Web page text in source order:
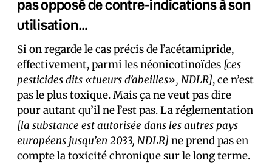
pas opposé de contre-indications à son
utilisation…
Si on regarde le cas précis de l’acétamipride,
effectivement, parmi les néonicotinoïdes [ces
pesticides dits «tueurs d’abeilles», NDLR], ce n’est
pas le plus toxique. Mais ça ne veut pas dire
pour autant qu’il ne l’est pas. La réglementation
[la substance est autorisée dans les autres pays
européens jusqu’en 2033, NDLR] ne prend pas en
compte la toxicité chronique sur le long terme.